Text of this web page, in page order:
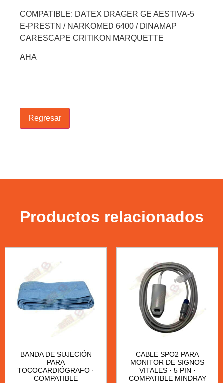
COMPATIBLE: DATEX DRAGER GE AESTIVA-5
E-PRESTN / NARKOMED 6400 / DINAMAP
CARESCAPE CRITIKON MARQUETTE
AHA
Regresar
Productos relacionados
BANDA DE SUJECIÓN
PARA
TOCOCARDIÓGRAFO ·
COMPATIBLE
CABLE SPO2 PARA
MONITOR DE SIGNOS
VITALES · 5 PIN ·
COMPATIBLE MINDRAY